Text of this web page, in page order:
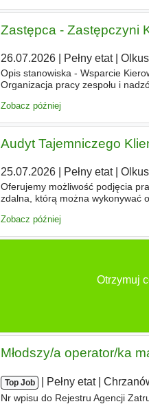
Zastępca - Zastępczyni
26.07.2026| Pełny etat|
Opis stanowiska - Wsparcie
Organizacja pracy zespołu i
Zobacz później
Audyt Tajemniczego
25.07.2026| Pełny etat|
Oferujemy możliwość podjęcia
zdalna, którą można wykonywać
Zobacz później
Otrzymuj
Młodszy/a operator/ka
Top Job Pełny etat|
Nr wpisu do Rejestru Agencji